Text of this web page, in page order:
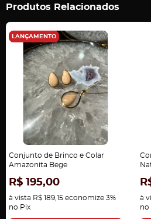
Produtos Relacionados
LANÇAMENTO
Conjunto de Brinco e Colar
Amazonita Bege
R$ 195,00
à vista R$ 189,15 economize 3%
no Pix
à
no